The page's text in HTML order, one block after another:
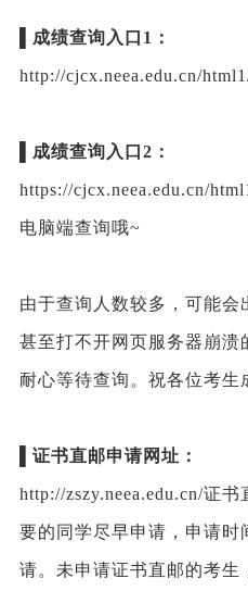
成绩查询 入口1：
http://cjcx.neea.edu.cn/
▌成绩查询入口2：
https://cjcx.neea.edu.cn/
电脑端查询哦~
由于查询人数较多，可能会
甚至打不开网页服务器崩溃
耐心等待查询。祝各位考生
▌证书直邮申请网址：
http://zszy.neea.edu.cn/证
要的同学尽早申请，申请时
请。未申请证书直邮的考生